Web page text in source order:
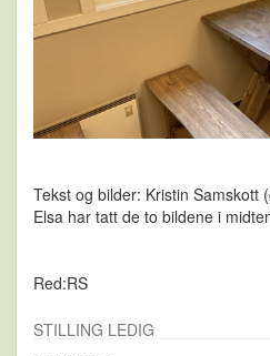
Tekst og bilder: Kristin Samskott
Elsa har tatt de to bildene i
Red:RS
STILLING LEDIG